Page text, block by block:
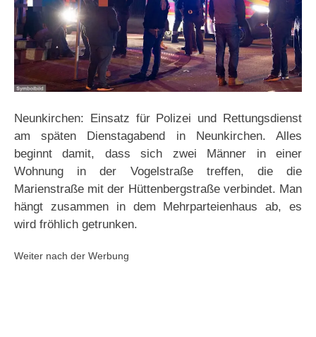
Neunkirchen: Einsatz für Polizei und Rettungsdienst
am späten Dienstagabend in Neunkirchen. Alles
beginnt damit, dass sich zwei Männer in einer
Wohnung in der Vogelstraße treffen, die die
Marienstraße mit der Hüttenbergstraße verbindet. Man
hängt zusammen in dem Mehrparteienhaus ab, es
wird fröhlich getrunken.
Weiter nach der Werbung